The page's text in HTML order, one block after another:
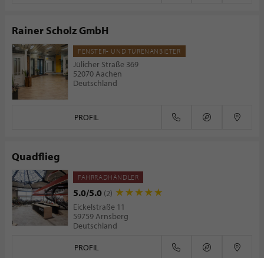
Rainer Scholz GmbH
FENSTER- UND TÜRENANBIETER
Jülicher Straße 369
52070 Aachen
Deutschland
PROFIL
Quadflieg
FAHRRADHÄNDLER
5.0/5.0 (2)
Eickelstraße 11
59759 Arnsberg
Deutschland
PROFIL